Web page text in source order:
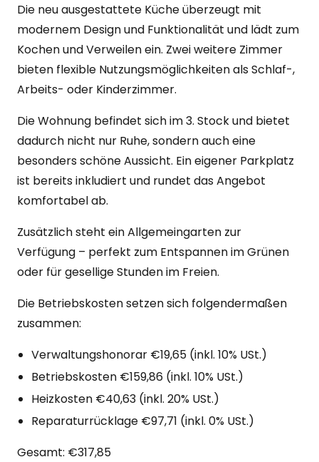
Die neu ausgestattete Küche überzeugt mit
modernem Design und Funktionalität und lädt zum
Kochen und Verweilen ein. Zwei weitere Zimmer
bieten flexible Nutzungsmöglichkeiten als Schlaf-,
Arbeits- oder Kinderzimmer.
Die Wohnung befindet sich im 3. Stock und bietet
dadurch nicht nur Ruhe, sondern auch eine
besonders schöne Aussicht. Ein eigener Parkplatz
ist bereits inkludiert und rundet das Angebot
komfortabel ab.
Zusätzlich steht ein Allgemeingarten zur
Verfügung – perfekt zum Entspannen im Grünen
oder für gesellige Stunden im Freien.
Die Betriebskosten setzen sich folgendermaßen
zusammen:
Verwaltungshonorar €19,65 (inkl. 10% USt.)
Betriebskosten €159,86 (inkl. 10% USt.)
Heizkosten €40,63 (inkl. 20% USt.)
Reparaturrücklage €97,71 (inkl. 0% USt.)
Gesamt: €317,85